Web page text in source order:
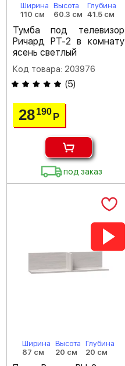
Ширина
110 см
Высота
60.3 см
Глубина
41.5 см
Тумба под телевизор
Ричард РТ-2 в комнату
ясень светлый
Код товара: 203976
(5)
28190Р
под заказ
Ширина
87 см
Высота
20 см
Глубина
20 см